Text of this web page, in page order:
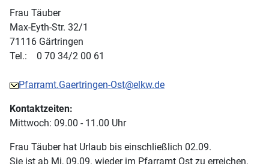
Frau Täuber
Max-Eyth-Str. 32/1
71116 Gärtringen
Tel.: 0 70 34/2 00 61
Pfarramt.Gaertringen-Ost@elkw.de
Kontaktzeiten:
Mittwoch: 09.00 - 11.00 Uhr
Frau Täuber hat Urlaub bis einschließlich 02.09.
Sie ist ab Mi, 09.09. wieder im Pfarramt Ost zu erreichen.